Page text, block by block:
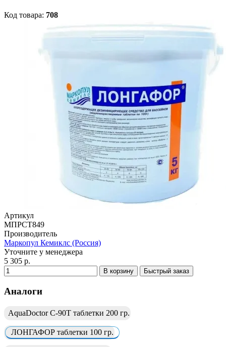
Код товара: 708
Артикул
МПРСТ849
Производитель
Маркопул Кемиклс (Россия)
Уточните у менеджера
5 305 р.
В корзину Быстрый заказ
Аналоги
AquaDoctor C-90T таблетки 200 гр.
ЛОНГАФОР таблетки 100 гр.